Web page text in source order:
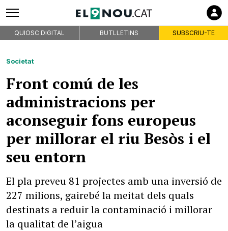
QUIOSC DIGITAL BUTLLETINS SUBSCRIU-TE
Societat
Front comú de les
administracions per
aconseguir fons europeus
per millorar el riu Besòs i el
seu entorn
El pla preveu 81 projectes amb una inversió de
227 milions, gairebé la meitat dels quals
destinats a reduir la contaminació i millorar
la qualitat de l’aigua